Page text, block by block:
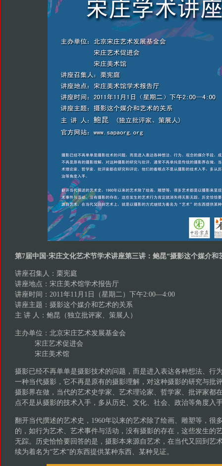
第7届中国·宋庄文化艺术节学术讲座第三讲：鲍昆“摄影这个媒介和
讲座召集人：栗宪庭
讲座地点：宋庄美术馆学术报告厅
讲座时间：2011年11月1日（星期二）下午2:00—4:00
讲座主题：摄影这个媒介和艺术的关系
主 讲 人：鲍昆（独立批评家、策展人）
主办单位：北京宋庄艺术发展基金会
宋庄艺术促进会
宋庄美术馆
摄影已经不再单单是摄影技术的问题，而是进入表达各种想法、行
一种当代摄影，它不再是原有的摄影理解，对这种摄影的研究与批
摄影界在做，当代的艺术史学家、艺术理论家、哲学家、批评家都
点不是从摄影的技术入手，多从历史、文化、社会、政治等角度入
翻开当代撰述的艺术史，1960年以来的艺术除了绘画、雕塑等，很
的，如行为艺术、艺术事件与活动，没有摄影的存在，这些发生的
无踪。历史恰恰要回答的是，摄影本来源自艺术，在当代又回到艺
续为着名为“艺术”的东西提供某种东西、某种见证。